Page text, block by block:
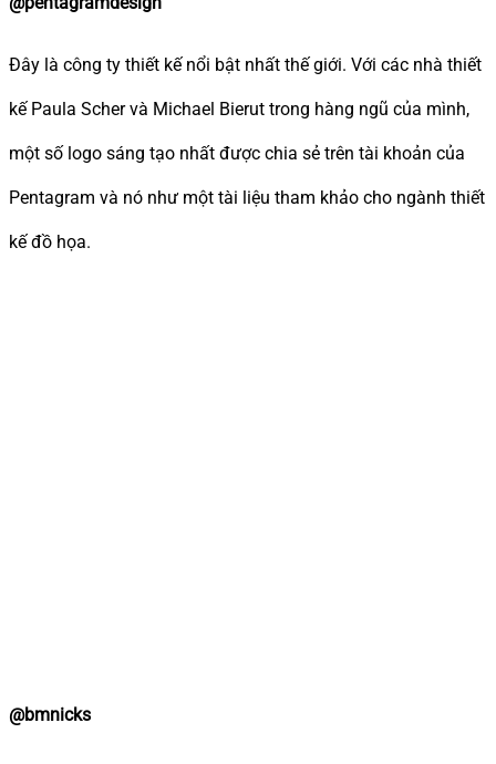
Đây là công ty thiết kế nổi bật nhất thế giới. Với các nhà thiết
kế Paula Scher và Michael Bierut trong hàng ngũ của mình,
một số logo sáng tạo nhất được chia sẻ trên tài khoản của
Pentagram và nó như một tài liệu tham khảo cho ngành thiết
kế đồ họa.
@bmnicks